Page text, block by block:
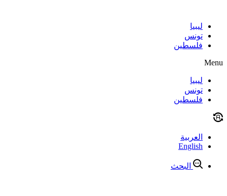
contentليبيا
تونس
فلسطين
Menu
ليبيا
تونس
فلسطين
العربية
English
البحث